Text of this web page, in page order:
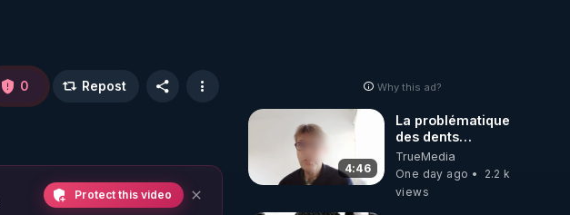
0 Repost
Protect this video
Why this ad?
4:46
La problématique
des dents
dévitalisées et
des implants
TrueMedia
One day ago
2.2 k
views